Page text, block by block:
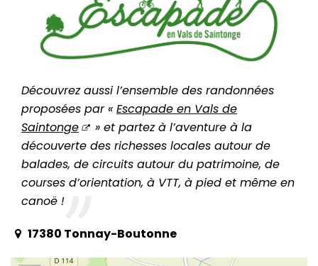
Découvrez aussi l’ensemble des randonnées
proposées par « Escapade en Vals de
Saintonge
» et partez à l’aventure à la
découverte des richesses locales autour de
balades, de circuits autour du patrimoine, de
courses d’orientation, à VTT, à pied et même en
canoë !
17380 Tonnay-Boutonne